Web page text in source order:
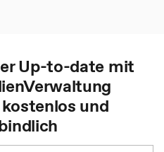
Up-to-date mit
und